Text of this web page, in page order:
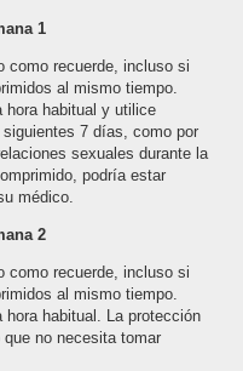
1
como recuerde, incluso si
al mismo tiempo.
hora habitual y utilice
siguientes 7 días, como por
sexuales durante la
podría estar
médico.
2
como recuerde, incluso si
al mismo tiempo.
habitual. La protección
no necesita tomar